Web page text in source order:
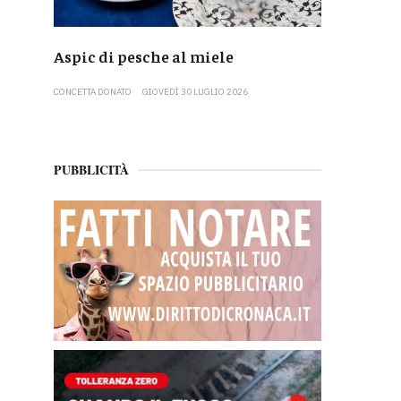
Aspic di pesche al miele
CONCETTA DONATO GIOVEDÌ 30 LUGLIO 2026
PUBBLICITÀ